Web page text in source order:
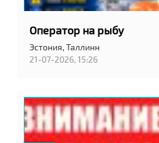
Оператор на рыбу
Эстония,Таллинн
21-07-2026, 15:26